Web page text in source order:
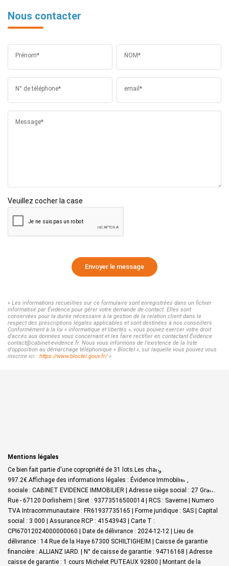
Nous contacter
Prénom* NOM*
N° de téléphone* email*
Message*
Veuillez cocher la case
Envoyer le message
« Les informations recueillies sur ce formulaire sont enregistrées dans un fichier
informatisé par Évidence pour gérer votre demande de contact. Elles sont
conservées pour la durée nécessaire à la gestion de la relation client dans le
respect des prescriptions légales applicables et sont destinées à nos conseillers
Conformément à la loi « informatique et libertés », vous pouvez exercer votre droit
d'accès aux données vous concernant et les faire rectifier en contactant Évidence
contact@cabinet-evidence.fr. Nous vous informons de l'existence de la liste
d'opposition au démarchage téléphonique « Bloctel », sur laquelle vous pouvez vous
inscrire ici : https://www.bloctel.gouv.fr/»
Mentions légales
Ce bien fait partie d'une copropriété de 31 lots.Les charges annuelles sont de
997.2€. Affichage des informations légales : Évidence Immobilier | Raison
sociale : CABINET EVIDENCE IMMOBILIER | Adresse siège social : 27 Grand
Rue - 67120 Dorlisheim | Siret : 93773516500014 | RCS : Saverne | Numero
TVA Intracommunautaire : FR61937735165 | Forme juridique : SAS | Capital
social : 3 000 | Assurance RCP : 41543943 | Carte T :
CPI67012024000000060 | Date de délivrance : 2024-12-12 | Lieu de
délivrance : 14 Rue de la Haye 67300 SCHILTIGHEIM | Caisse de garantie
financière : ALLIANZ IARD. | N° de caisse de garantie : 94716168 | Adresse
caisse de garantie : 1 cours Michelet PUTEAUX 92800 | Montant de la